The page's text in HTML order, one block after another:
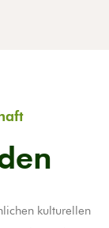
kulturellen